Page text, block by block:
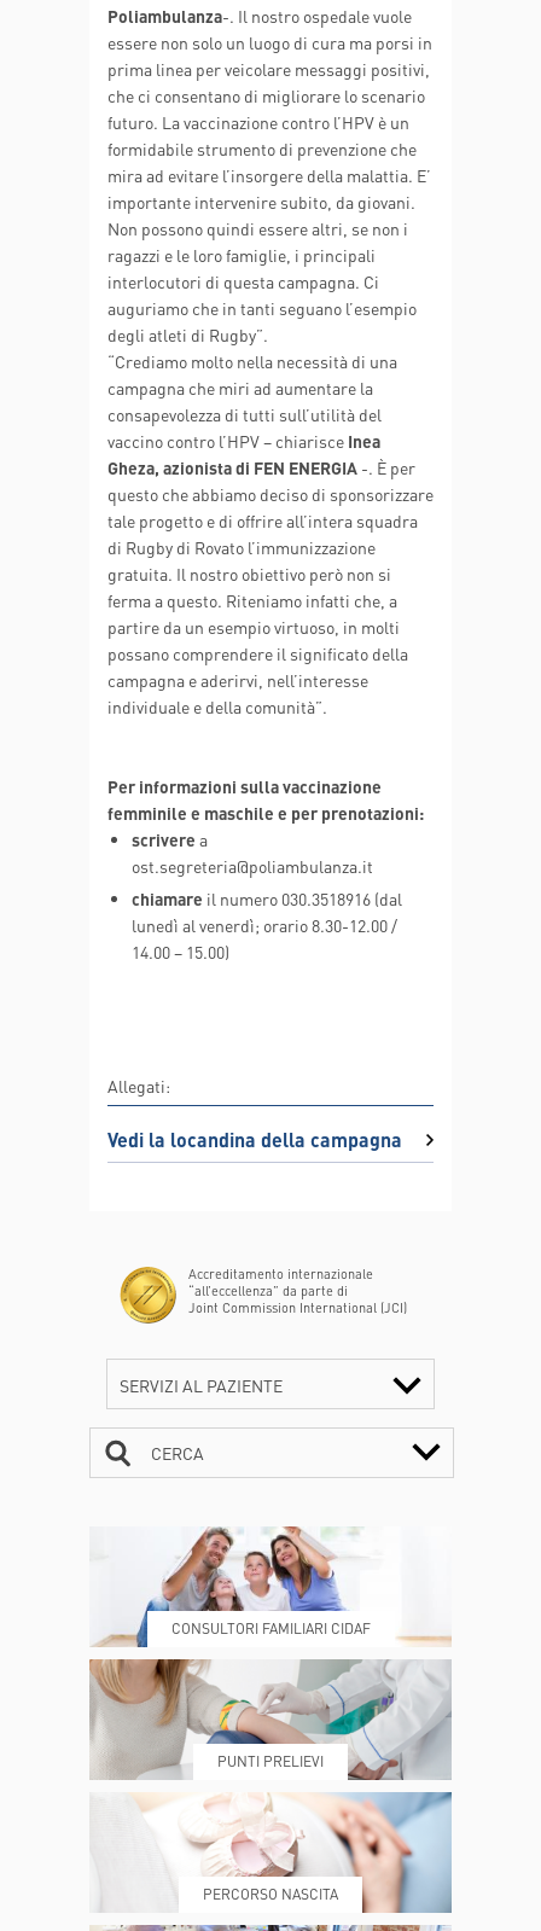
Poliambulanza-. Il nostro ospedale vuole
essere non solo un luogo di cura ma porsi in
prima linea per veicolare messaggi positivi,
che ci consentano di migliorare lo scenario
futuro. La vaccinazione contro l’HPV è un
formidabile strumento di prevenzione che
mira ad evitare l’insorgere della malattia. E’
importante intervenire subito, da giovani.
Non possono quindi essere altri, se non i
ragazzi e le loro famiglie, i principali
interlocutori di questa campagna. Ci
auguriamo che in tanti seguano l’esempio
degli atleti di Rugby”.
“Crediamo molto nella necessità di una
campagna che miri ad aumentare la
consapevolezza di tutti sull’utilità del
vaccino contro l’HPV – chiarisce Inea
Gheza, azionista di FEN ENERGIA -. È per
questo che abbiamo deciso di sponsorizzare
tale progetto e di offrire all’intera squadra
di Rugby di Rovato l’immunizzazione
gratuita. Il nostro obiettivo però non si
ferma a questo. Riteniamo infatti che, a
partire da un esempio virtuoso, in molti
possano comprendere il significato della
campagna e aderirvi, nell’interesse
individuale e della comunità”.
Per informazioni sulla vaccinazione
femminile e maschile e per prenotazioni:
scrivere a
ost.segreteria@poliambulanza.it
chiamare il numero 030.3518916 (dal
lunedì al venerdì; orario 8.30-12.00 /
14.00 – 15.00)
Allegati:
Vedi la locandina della campagna
Accreditamento internazionale
“all’eccellenza” da parte di
Joint Commission International (JCI)
SERVIZI AL PAZIENTE
DOVE SIAMO ESAMI E VISITE
PRENOTA MY POLI
CERCA
CONSULTORI FAMILIARI CIDAF
PUNTI PRELIEVI
PERCORSO NASCITA